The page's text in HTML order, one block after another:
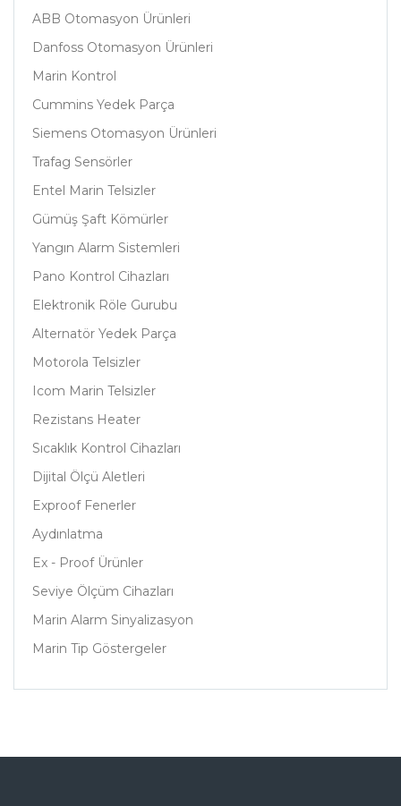
ABB Otomasyon Ürünleri
Danfoss Otomasyon Ürünleri
Marin Kontrol
Cummins Yedek Parça
Siemens Otomasyon Ürünleri
Trafag Sensörler
Entel Marin Telsizler
Gümüş Şaft Kömürler
Yangın Alarm Sistemleri
Pano Kontrol Cihazları
Elektronik Röle Gurubu
Alternatör Yedek Parça
Motorola Telsizler
Icom Marin Telsizler
Rezistans Heater
Sıcaklık Kontrol Cihazları
Dijital Ölçü Aletleri
Exproof Fenerler
Aydınlatma
Ex - Proof Ürünler
Seviye Ölçüm Cihazları
Marin Alarm Sinyalizasyon
Marin Tip Göstergeler